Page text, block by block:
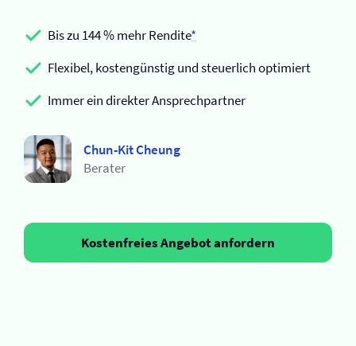
Bis zu 144 % mehr Rendite*
Flexibel, kostengünstig und steuerlich optimiert
Immer ein direkter Ansprechpartner
Chun-Kit Cheung
Berater
Kostenfreies Angebot anfordern